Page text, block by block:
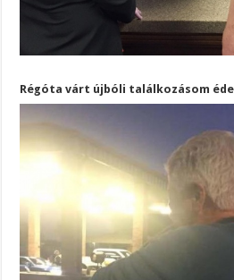
Régóta várt újbóli találkozásom